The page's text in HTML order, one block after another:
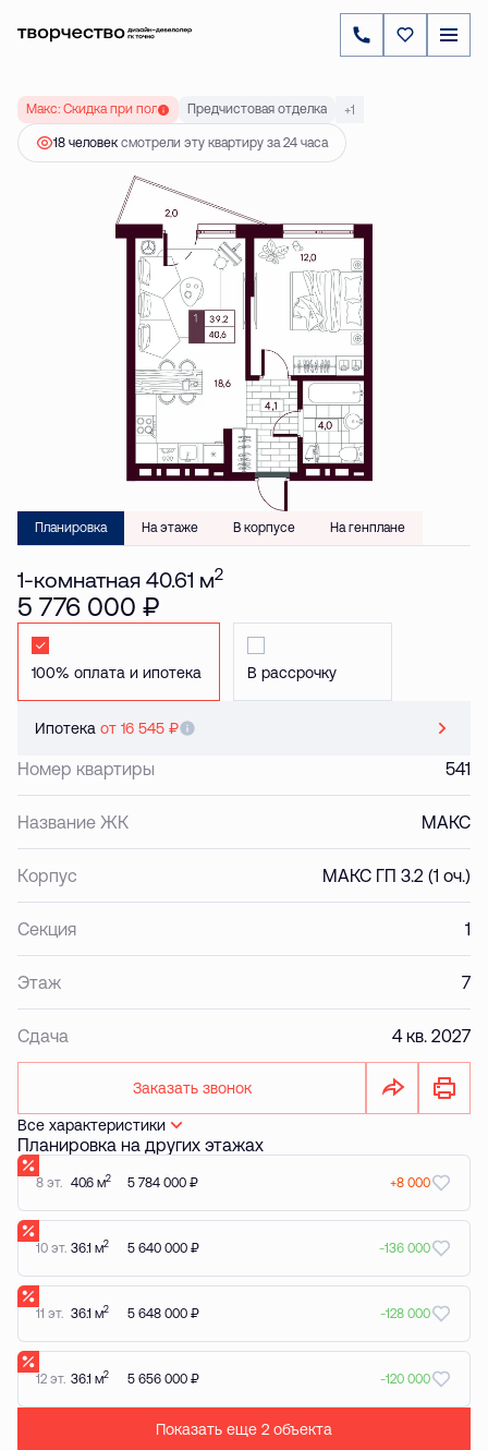
1-комнатная40.61 м
5 776 000 ₽
Макс: Скидка при полной оплате до 20 %
Предчистовая отделка +1
18 человек смотрели эту квартиру за 24 часа
Планировка На этаже В корпусе На генплане
1-комнатная 40.61 м2
5 776 000 ₽
Стандартная Стандартная
Ипотека от 16 545 ₽
Номер квартиры 541
Название ЖК МАКС
Корпус МАКС ГП 3.2 (1 оч.)
Секция 1
Этаж 7
Сдача 4 кв. 2027
Заказать звонок
Все характеристики
Планировка на других этажах
8 эт. 40.6 м2 5 784 000 ₽ +8 000
10 эт. 36.1 м2 5 640 000 ₽ -136 000
11 эт. 36.1 м2 5 648 000 ₽ -128 000
12 эт. 36.1 м2 5 656 000 ₽ -120 000
Показать еще 2 объектa